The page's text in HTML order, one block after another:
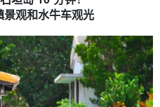
观和水牛车观光